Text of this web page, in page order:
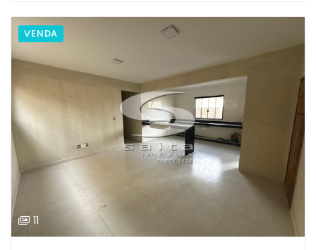
VENDA
11